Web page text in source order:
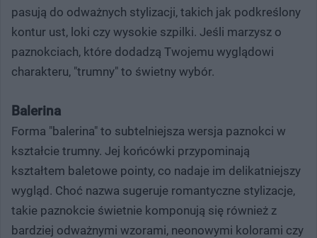
pasują do odważnych stylizacji, takich jak podkreślony
kontur ust, loki czy wysokie szpilki. Jeśli marzysz o
paznokciach, które dodadzą Twojemu wyglądowi
charakteru, "trumny" to świetny wybór.
Balerina
Forma "balerina" to subtelniejsza wersja paznokci w
kształcie trumny. Jej końcówki przypominają
kształtem baletowe pointy, co nadaje im delikatniejszy
wygląd. Choć nazwa sugeruje romantyczne stylizacje,
takie paznokcie świetnie komponują się również z
bardziej odważnymi wzorami, neonowymi kolorami czy